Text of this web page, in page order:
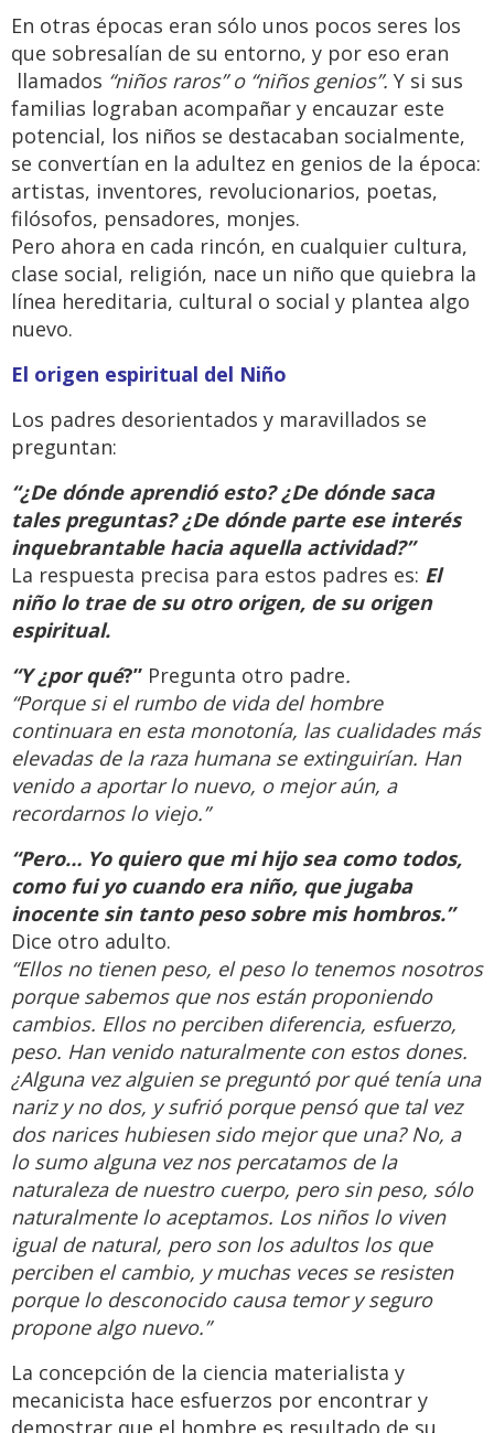
En otras épocas eran sólo unos pocos seres los
que sobresalían de su entorno, y por eso eran
llamados “niños raros” o “niños genios”. Y si sus
familias lograban acompañar y encauzar este
potencial, los niños se destacaban socialmente,
se convertían en la adultez en genios de la época:
artistas, inventores, revolucionarios, poetas,
filósofos, pensadores, monjes.
Pero ahora en cada rincón, en cualquier cultura,
clase social, religión, nace un niño que quiebra la
línea hereditaria, cultural o social y plantea algo
nuevo.
El origen espiritual del Niño
Los padres desorientados y maravillados se
preguntan:
“¿De dónde aprendió esto? ¿De dónde saca
tales preguntas? ¿De dónde parte ese interés
inquebrantable hacia aquella actividad?”
La respuesta precisa para estos padres es: El
niño lo trae de su otro origen, de su origen
espiritual.
“Y ¿por qué?” Pregunta otro padre.
“Porque si el rumbo de vida del hombre
continuara en esta monotonía, las cualidades más
elevadas de la raza humana se extinguirían. Han
venido a aportar lo nuevo, o mejor aún, a
recordarnos lo viejo.”
“Pero… Yo quiero que mi hijo sea como todos,
como fui yo cuando era niño, que jugaba
inocente sin tanto peso sobre mis hombros.”
Dice otro adulto.
“Ellos no tienen peso, el peso lo tenemos nosotros
porque sabemos que nos están proponiendo
cambios. Ellos no perciben diferencia, esfuerzo,
peso. Han venido naturalmente con estos dones.
¿Alguna vez alguien se preguntó por qué tenía una
nariz y no dos, y sufrió porque pensó que tal vez
dos narices hubiesen sido mejor que una? No, a
lo sumo alguna vez nos percatamos de la
naturaleza de nuestro cuerpo, pero sin peso, sólo
naturalmente lo aceptamos. Los niños lo viven
igual de natural, pero son los adultos los que
perciben el cambio, y muchas veces se resisten
porque lo desconocido causa temor y seguro
propone algo nuevo.”
La concepción de la ciencia materialista y
mecanicista hace esfuerzos por encontrar y
demostrar que el hombre es resultado de su